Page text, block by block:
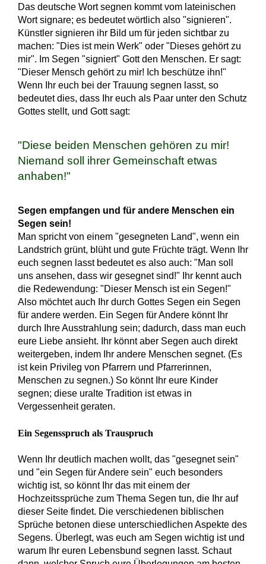
Das deutsche Wort segnen kommt vom lateinischen
Wort signare; es bedeutet wörtlich also "signieren".
Künstler signieren ihr Bild um für jeden sichtbar zu
machen: "Dies ist mein Werk" oder "Dieses gehört zu
mir". Im Segen "signiert" Gott den Menschen. Er sagt:
"Dieser Mensch gehört zu mir! Ich beschütze ihn!"
Wenn Ihr euch bei der Trauung segnen lasst, so
bedeutet dies, dass Ihr euch als Paar unter den Schutz
Gottes stellt, und Gott sagt:
"Diese beiden Menschen gehören zu mir!
Niemand soll ihrer Gemeinschaft etwas
anhaben!"
Segen empfangen und für andere Menschen ein
Segen sein!
Man spricht von einem "gesegneten Land", wenn ein
Landstrich grünt, blüht und gute Früchte trägt. Wenn Ihr
euch segnen lasst bedeutet es also auch: "Man soll
uns ansehen, dass wir gesegnet sind!" Ihr kennt auch
die Redewendung: "Dieser Mensch ist ein Segen!"
Also möchtet auch Ihr durch Gottes Segen ein Segen
für andere werden. Ein Segen für Andere könnt Ihr
durch Ihre Ausstrahlung sein; dadurch, dass man euch
eure Liebe ansieht. Ihr könnt aber Segen auch direkt
weitergeben, indem Ihr andere Menschen segnet. (Es
ist kein Privileg von Pfarrern und Pfarrerinnen,
Menschen zu segnen.) So könnt Ihr eure Kinder
segnen; diese uralte Tradition ist etwas in
Vergessenheit geraten.
Ein Segensspruch als Trauspruch
Wenn Ihr deutlich machen wollt, das "gesegnet sein"
und "ein Segen für Andere sein" euch besonders
wichtig ist, so könnt Ihr das mit einem der
Hochzeitssprüche zum Thema Segen tun, die Ihr auf
dieser Seite findet. Die verschiedenen biblischen
Sprüche betonen diese unterschiedlichen Aspekte des
Segens. Überlegt, was euch am Segen wichtig ist und
warum Ihr euren Lebensbund segnen lasst. Schaut